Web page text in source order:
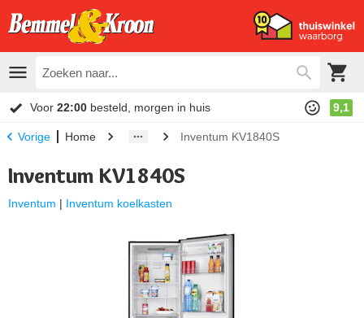
Voor 22:00 besteld, morgen in huis 9,1
Vorige Home Inventum KV1840S
Inventum KV1840S
Inventum | Inventum koelkasten